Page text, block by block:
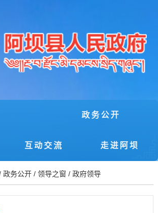
政务公开
互动交流 走进阿坝
政务公开/ 领导之窗 / 政府领导